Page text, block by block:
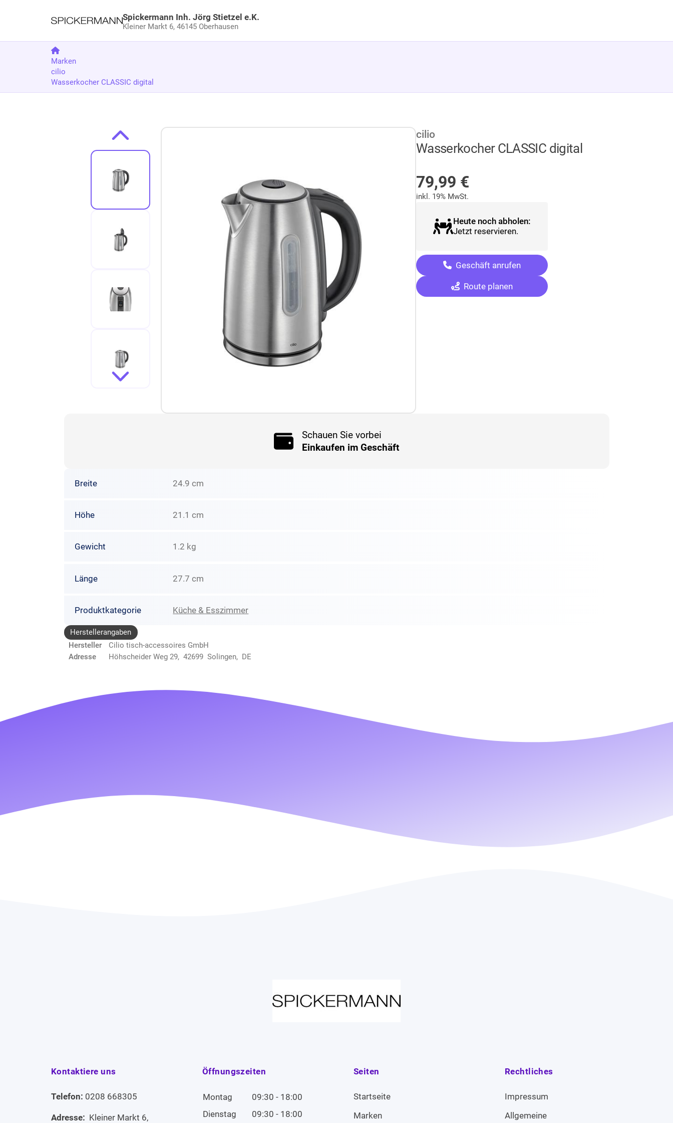
Spickermann Inh. Jörg Stietzel e.K.
Kleiner Markt 6, 46145 Oberhausen
Marken
cilio
Wasserkocher CLASSIC digital
Zur Produktbeschreibung springen cilio
Wasserkocher CLASSIC digital
79,99 €
inkl. 19% MwSt.
Heute noch abholen:
Jetzt reservieren.
Geschäft anrufen
Route planen
Schauen Sie vorbei
Einkaufen im Geschäft
Breite 24.9 cm
Höhe 21.1 cm
Gewicht 1.2 kg
Länge 27.7 cm
Produktkategorie Küche & Esszimmer
Herstellerangaben
Hersteller
Cilio tisch-accessoires GmbH
Adresse
Höhscheider Weg 29, 42699 Solingen, DE
Kontaktiere uns
Telefon: 0208 668305
Adresse: Kleiner Markt 6,
Öffnungszeiten
Montag
09:30 - 18:00
Dienstag
09:30 - 18:00
Seiten
Startseite
Marken
Rechtliches
Impressum
Allgemeine